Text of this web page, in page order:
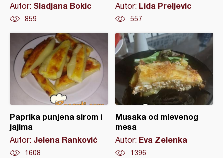
Autor: Sladjana Bokic
859
Autor: Lida Preljevic
557
Paprika punjena sirom i
jajima
Autor: Jelena Ranković
1608
Musaka od mlevenog
mesa
Autor: Eva Zelenka
1396